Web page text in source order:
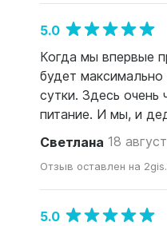
5.0
Когда мы впервые
будет
сутки. Здесь очень
питание. И мы, и
​Светлана 18
Отзыв оставлен на
5.0